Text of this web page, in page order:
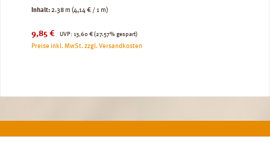
Inhalt:2.38 m (4,14 € / 1 m)
Verkaufspreis:
9,85 € UVP:
Regulärer Preis:
13,60 € (27.57% gespart)
Preise inkl. MwSt. zzgl. Versandkosten